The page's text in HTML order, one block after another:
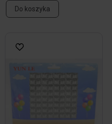
Do koszyka